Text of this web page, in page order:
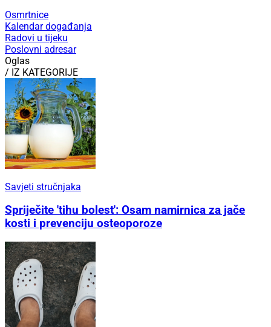
Osmrtnice
Kalendar događanja
Radovi u tijeku
Poslovni adresar
Oglas
/ IZ KATEGORIJE
Savjeti stručnjaka
Spriječite 'tihu bolest': Osam namirnica za jače
kosti i prevenciju osteoporoze